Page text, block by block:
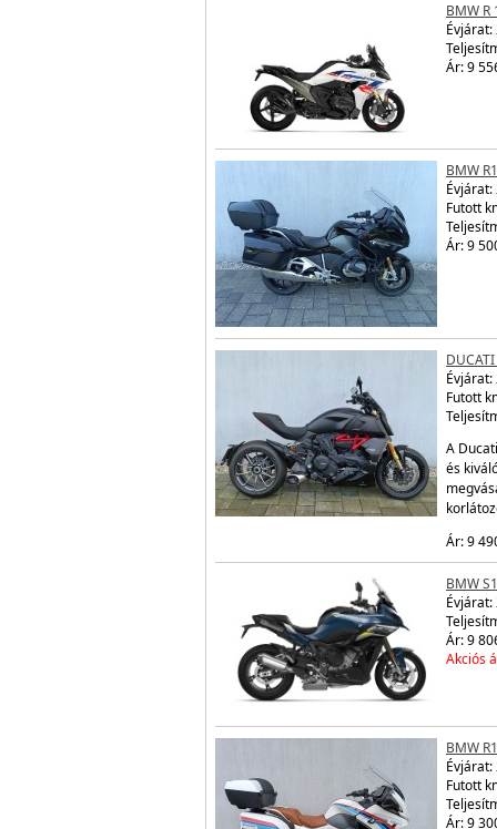
BMW R
Évjárat:
Ár: 9
BMW
Évjárat:
Futott
Ár: 9
Évjárat:
Futott
A
és
Ár: 9
BMW
Évjárat:
Ár: 9
Akciós
BMW
Évjárat:
Futott
Ár: 9